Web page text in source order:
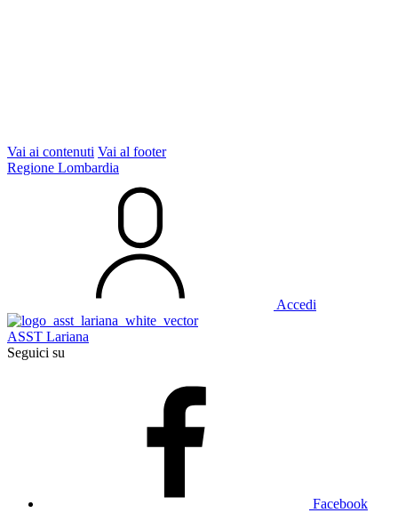
Vai ai contenuti Vai al footer
Regione Lombardia
Accedi
ASST Lariana
Seguici su
Facebook